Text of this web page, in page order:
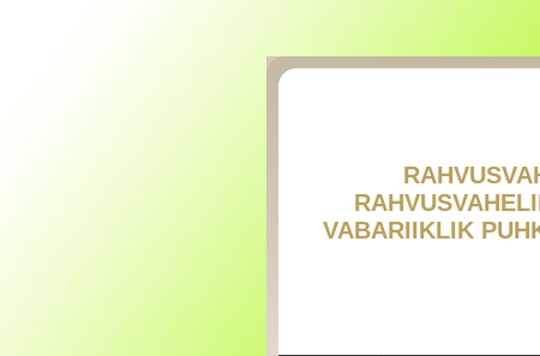
VABARIIKLIK